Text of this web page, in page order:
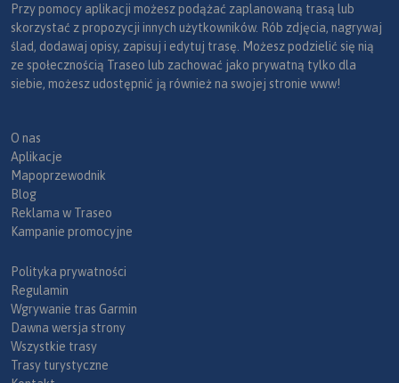
Przy pomocy aplikacji możesz podążać zaplanowaną trasą lub
skorzystać z propozycji innych użytkowników. Rób zdjęcia, nagrywaj
ślad, dodawaj opisy, zapisuj i edytuj trasę. Możesz podzielić się nią
ze społecznością Traseo lub zachować jako prywatną tylko dla
siebie, możesz udostępnić ją również na swojej stronie www!
O nas
Aplikacje
Mapoprzewodnik
Blog
Reklama w Traseo
Kampanie promocyjne
Polityka prywatności
Regulamin
Wgrywanie tras Garmin
Dawna wersja strony
Wszystkie trasy
Trasy turystyczne